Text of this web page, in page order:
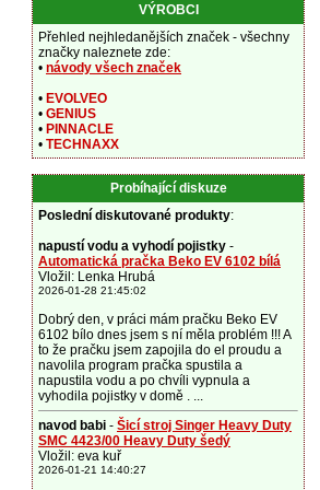
VÝROBCI
Přehled nejhledanějších značek - všechny
značky naleznete zde:
• návody všech značek
• EVOLVEO
• GENIUS
• PINNACLE
• TECHNAXX
Probíhající diskuze
Poslední diskutované produkty:
napustí vodu a vyhodí pojistky -
Automatická pračka Beko EV 6102 bílá
Vložil: Lenka Hrubá
2026-01-28 21:45:02
Dobrý den, v práci mám pračku Beko EV
6102 bílo dnes jsem s ní měla problém !!! A
to že pračku jsem zapojila do el proudu a
navolila program pračka spustila a
napustila vodu a po chvíli vypnula a
vyhodila pojistky v domě . ...
navod babi - Šicí stroj Singer Heavy Duty
SMC 4423/00 Heavy Duty šedý
Vložil: eva kuř
2026-01-21 14:40:27